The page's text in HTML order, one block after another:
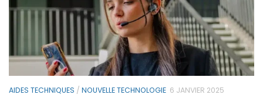
AIDES TECHNIQUES / NOUVELLE TECHNOLOGIE 6 JANVIER 2025